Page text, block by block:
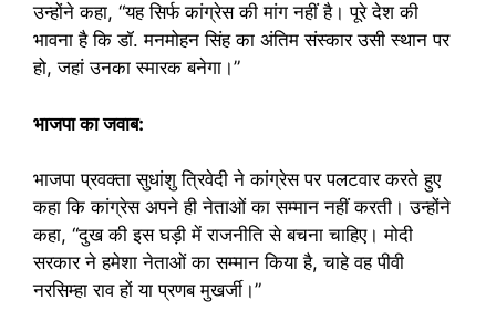
उन्होंने कहा, “यह सिर्फ कांग्रेस की मांग नहीं है। पूरे देश की
भावना है कि डॉ. मनमोहन सिंह का अंतिम संस्कार उसी स्थान पर
हो, जहां उनका स्मारक बनेगा।”
भाजपा का जवाब:
भाजपा प्रवक्ता सुधांशु त्रिवेदी ने कांग्रेस पर पलटवार करते हुए
कहा कि कांग्रेस अपने ही नेताओं का सम्मान नहीं करती। उन्होंने
कहा, “दुख की इस घड़ी में राजनीति से बचना चाहिए। मोदी
सरकार ने हमेशा नेताओं का सम्मान किया है, चाहे वह पीवी
नरसिम्हा राव हों या प्रणब मुखर्जी।”